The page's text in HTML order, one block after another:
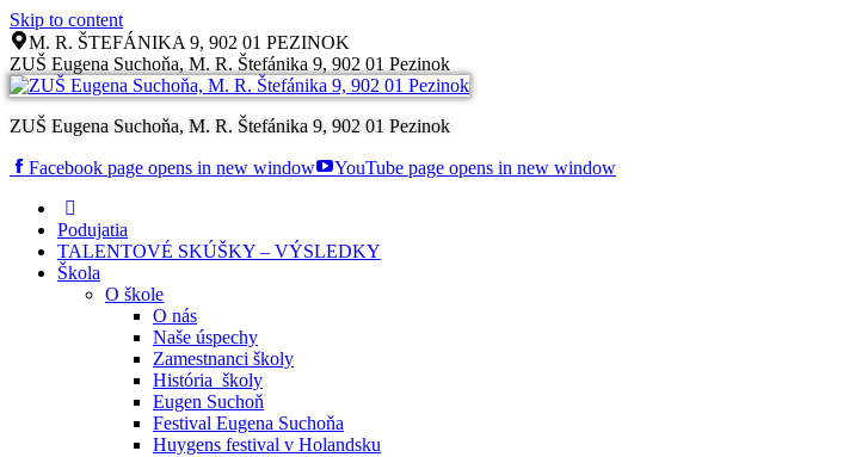
Skip to content
M. R. ŠTEFÁNIKA 9, 902 01 PEZINOK
ZUŠ Eugena Suchoňa, M. R. Štefánika 9, 902 01 Pezinok
ZUŠ Eugena Suchoňa, M. R. Štefánika 9, 902 01 Pezinok
Facebook page opens in new window YouTube page opens in new window
Podujatia
TALENTOVÉ SKÚŠKY – VÝSLEDKY
Škola
O škole
O nás
Naše úspechy
Zamestnanci školy
História školy
Eugen Suchoň
Festival Eugena Suchoňa
Huygens festival v Holandsku